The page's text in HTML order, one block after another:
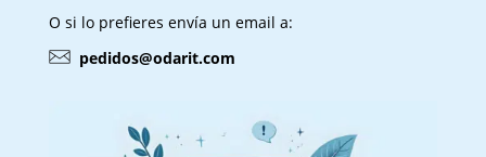
O si lo prefieres envía un email a:
pedidos@odarit.com